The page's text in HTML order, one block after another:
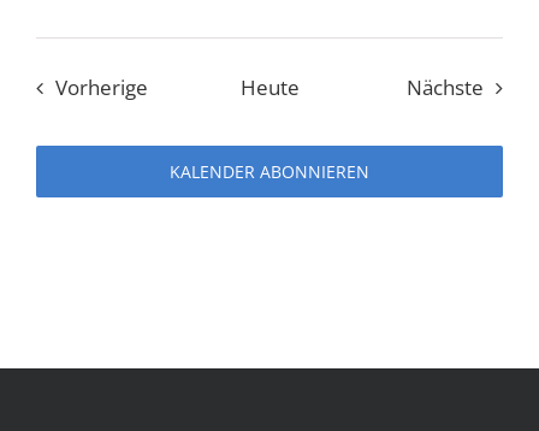
VorherigeVeranstaltungen
Heute Nächste
KALENDER ABONNIEREN